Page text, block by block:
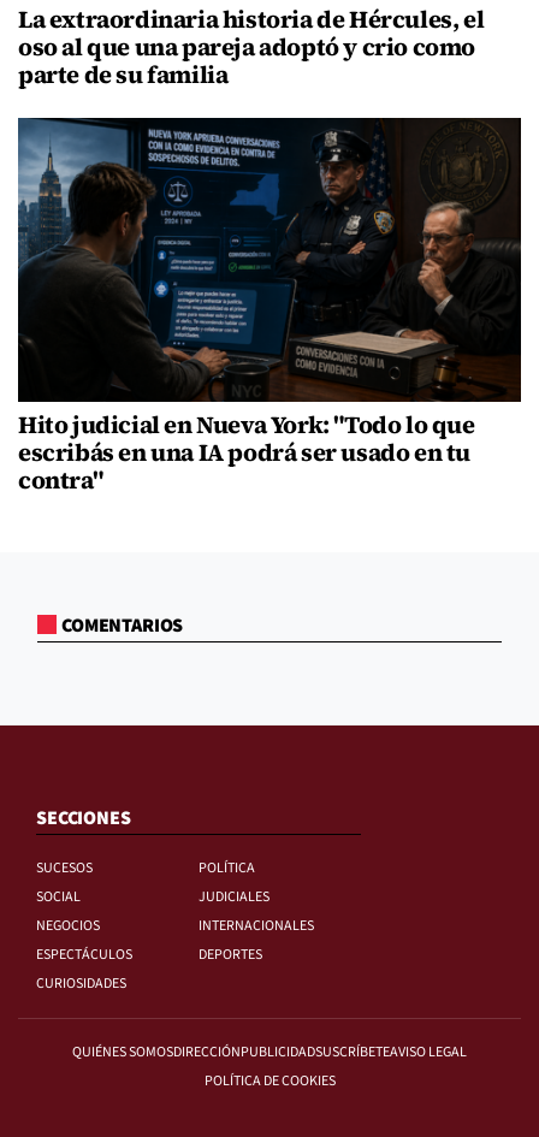
La extraordinaria historia de Hércules, el
oso al que una pareja adoptó y crio como
parte de su familia
Hito judicial en Nueva York: "Todo lo que
escribás en una IA podrá ser usado en tu
contra"
COMENTARIOS
SECCIONES
SUCESOS
POLÍTICA
SOCIAL
JUDICIALES
NEGOCIOS
INTERNACIONALES
ESPECTÁCULOS
DEPORTES
CURIOSIDADES
QUIÉNES SOMOSDIRECCIÓNPUBLICIDADSUSCRÍBETEAVISO LEGAL
POLÍTICA DE COOKIES